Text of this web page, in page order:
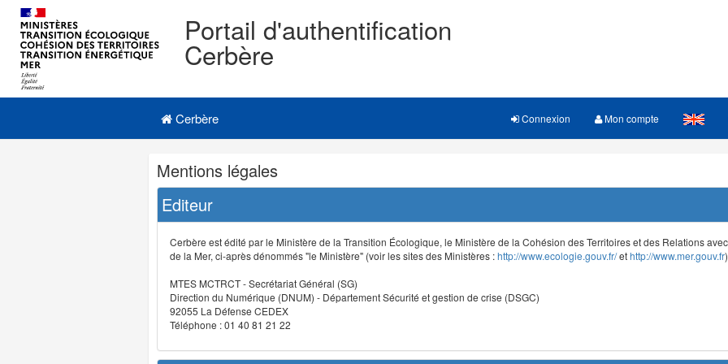
Portail d'authentification
Cerbère
Navigation
Menu principal
Cerbère Connexion Mon compte
Navigation
et
outils
annexes
Mentions légales
Editeur
Cerbère est édité par le Ministère de la Transition Écologique, le Ministère de la Cohésion des Territoires et des Relations
de la Mer, ci-après dénommés "le Ministère" (voir les sites des Ministères :http://www.ecologie.gouv.fr/ethttp://www.mer.gouv.fr
MTES MCTRCT - Secrétariat Général (SG)
Direction du Numérique (DNUM) - Département Sécurité et gestion de crise (DSGC)
92055 La Défense CEDEX
Téléphone : 01 40 81 21 22